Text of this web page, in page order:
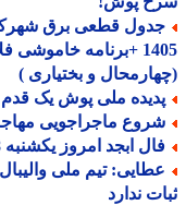
1405 +برنامه خاموشی
و بختیاری )
ملی پوش یک قدم به
ماجراجویی مهاجم
ابجد امروز یکشنبه 18 مرداد ماه 1405
تیم ملی والیبال
ندارد